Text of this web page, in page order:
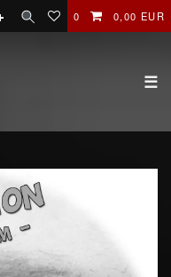
0 0,00 EUR
☰